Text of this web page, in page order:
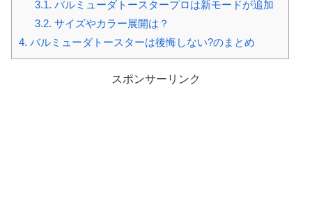
3.1. バルミューダトースタープロは新モードが追加
3.2. サイズやカラー展開は？
4. バルミューダトースターは後悔しない?のまとめ
スポンサーリンク